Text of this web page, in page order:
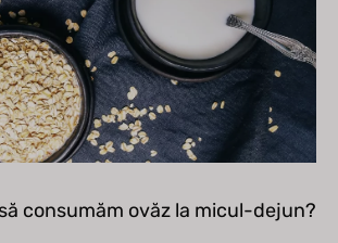
consumăm ovăz la micul-dejun?